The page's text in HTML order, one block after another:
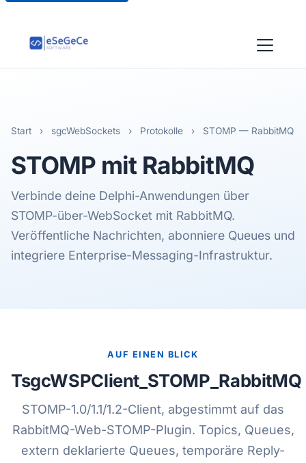
Start › sgcWebSockets › Protokolle › STOMP — RabbitMQ
STOMP mit RabbitMQ
Verbinde deine Delphi-Anwendungen über
STOMP-über-WebSocket mit RabbitMQ.
Veröffentliche Nachrichten, abonniere Queues und
integriere Enterprise-Messaging-Infrastruktur.
AUF EINEN BLICK
TsgcWSPClient_STOMP_RabbitMQ
STOMP-1.0/1.1/1.2-Client, abgestimmt auf das
RabbitMQ-Web-STOMP-Plugin. Topics, Queues,
extern deklarierte Queues, temporäre Reply-